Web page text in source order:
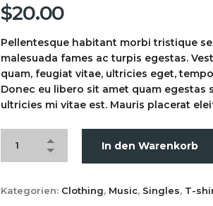
$20.00
Pellentesque habitant morbi tristique
malesuada fames ac turpis egestas.
quam, feugiat vitae, ultricies eget,
Donec eu libero sit amet quam egestas
ultricies mi vitae est. Mauris placerat
In den Warenkorb
Kategorien: Clothing, Music, Singles, T-